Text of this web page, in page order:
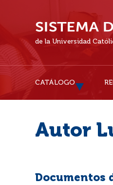
de la Universidad
CATÁLOGO
Autor
Documentos